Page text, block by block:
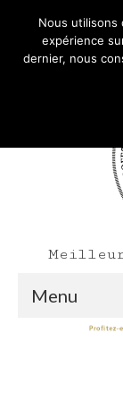
Mon Compte
Rechercher
Menu
Nous utilisons
expérience
dernier, nous